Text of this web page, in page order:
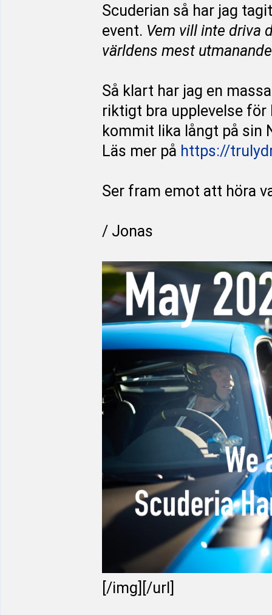
Scuderian så har jag
event. Vem vill inte driva
världens mest
Så klart har jag en
riktigt bra upplevelse för
kommit lika långt på sin
Läs mer på https://
Ser fram emot att höra
/ Jonas
[/img][/url]